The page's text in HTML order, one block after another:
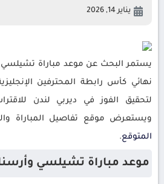
يناير 14, 2026
يستمر البحث عن موعد مباراة
نهائي كأس رابطة المحترفين
لتحقيق الفوز في ديربي لندن
ويستعرض موقع تفاصيل المباراة
المتوقع.
موعد مباراة تشيلسي